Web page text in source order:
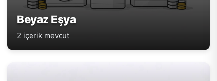
Beyaz Eşya
2 içerik mevcut